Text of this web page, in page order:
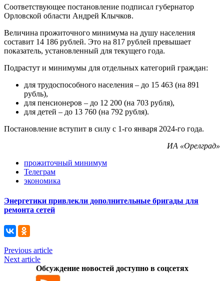
Соответствующее постановление подписал губернатор
Орловской области Андрей Клычков.
Величина прожиточного минимума на душу населения
составит 14 186 рублей. Это на 817 рублей превышает
показатель, установленный для текущего года.
Подрастут и минимумы для отдельных категорий граждан:
для трудоспособного населения – до 15 463 (на 891
рубль),
для пенсионеров – до 12 200 (на 703 рубля),
для детей – до 13 760 (на 792 рубля).
Постановление вступит в силу с 1-го января 2024-го года.
ИА «Орелград»
прожиточный минимум
Телеграм
экономика
Энергетики привлекли дополнительные бригады для
ремонта сетей
Previous article
Next article
Обсуждение новостей доступно в соцсетях